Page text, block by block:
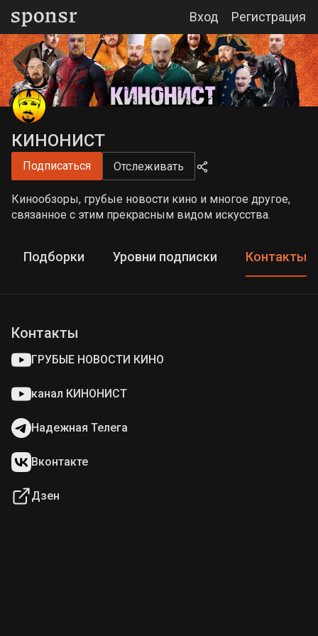
Вход Регистрация
КИНОНИСТ
Подписаться Отслеживать
Кинообзоры, грубые новости кино и многое другое,
связанное с этим прекрасным видом искусства.
Подборки Уровни подписки Контакты
Контакты
ГРУБЫЕ НОВОСТИ КИНО
канал КИНОНИСТ
Надежная Телега
Вконтакте
Дзен